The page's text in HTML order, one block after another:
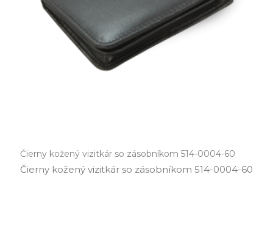
Čierny kožený vizitkár so zásobníkom 514-0004-60
Čierny kožený vizitkár so zásobníkom 514­-0004­-60